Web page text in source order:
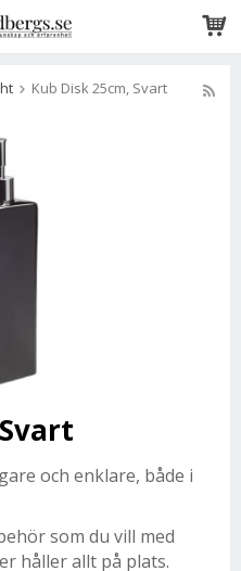
Kub Disk 25cm, Svart
och enklare, både i
som du vill med
håller allt på plats.